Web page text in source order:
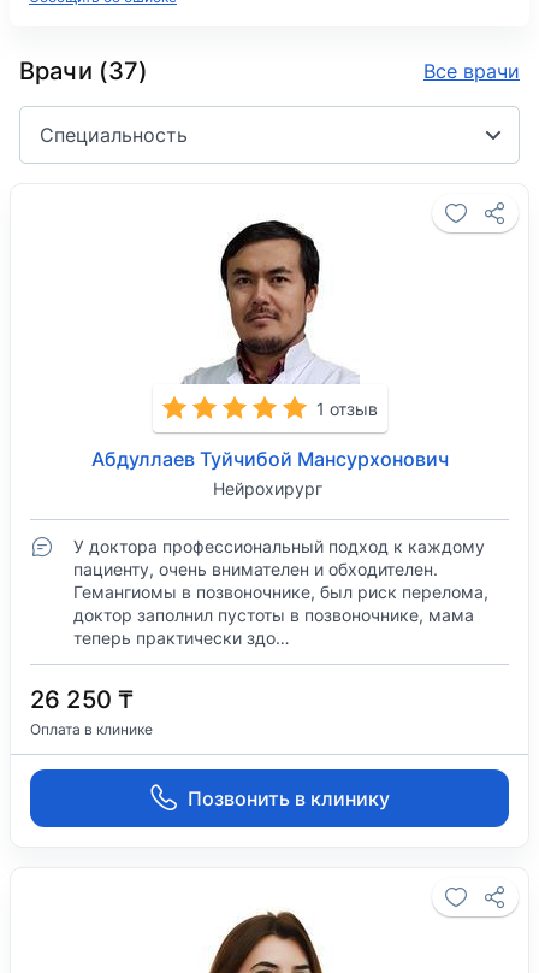
Врачи (37) Все врачи
Специальность
1 отзыв
Абдуллаев Туйчибой Мансурхонович
Нейрохирург
У доктора профессиональный подход к каждому
пациенту, очень внимателен и обходителен.
Гемангиомы в позвоночнике, был риск перелома,
доктор заполнил пустоты в позвоночнике, мама
теперь практически здо…
26 250 ₸
Оплата в клинике
Позвонить в клинику